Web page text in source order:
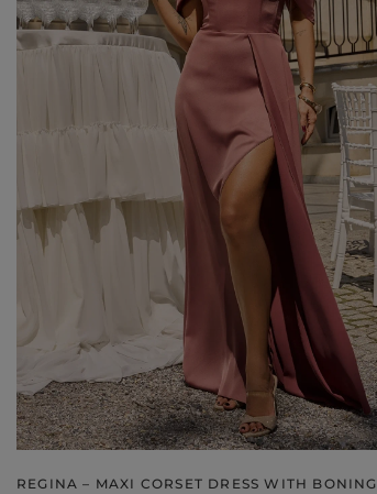
GREY
YELLOW
IN FLOWERS
WITH TULLE
REGINA – MAXI CORSET DRESS WITH BONING